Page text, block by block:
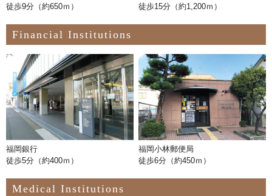
徒歩9分（約650ｍ）
徒歩15分（約1,200ｍ）
Financial Institutions
福岡銀行
徒歩5分（約400ｍ）
福岡小林郵便局
徒歩6分（約450ｍ）
Medical Institutions